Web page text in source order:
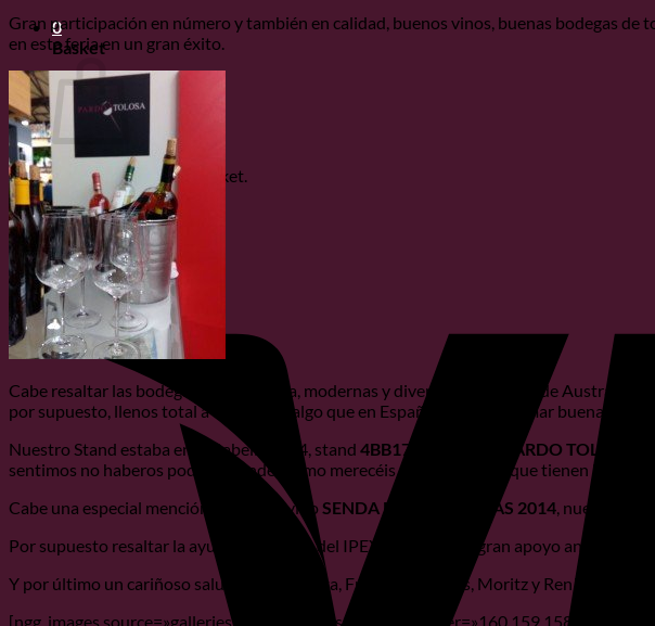
0
Basket
No products in the basket.
Gran participación en número y también en calidad, buenos vinos, buenas bodegas
en esta feria en un gran éxito.
Cabe resaltar las bodegas de California, modernas y divertidas como las de Australia,
por supuesto, llenos total a toda hora, algo que en España debemos tomar buena nota
Nuestro Stand estaba en el Pabellón W4, stand 4BB17 – BODEGA PARDO TOLOSA
,
sentimos no haberos podido atender como merecéis pero esto es lo que tienen las ferias.
Cabe una especial mención a nuestro vino SENDA DE LAS ROCHAS 2014, nuestro
Por supuesto resaltar la ayuda del ICEX y del IPEX, que ofrecen gran apoyo antes y
Y por último un cariñoso saludo a Toni, Anita, Frank, Leo, Lucas, Moritz y Ren!
[ngg_images source=»galleries» container_ids=»35″